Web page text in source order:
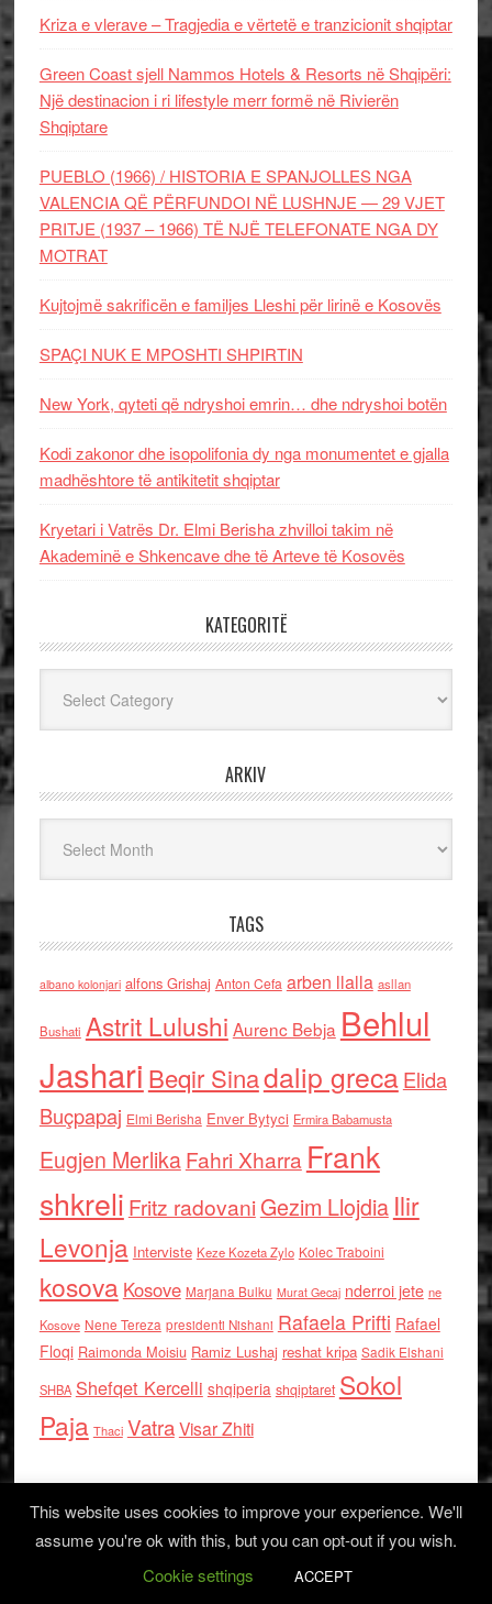
Kriza e vlerave – Tragjedia e vërtetë e tranzicionit shqiptar
Green Coast sjell Nammos Hotels & Resorts në Shqipëri:
Një destinacion i ri lifestyle merr formë në Rivierën
Shqiptare
PUEBLO (1966) / HISTORIA E SPANJOLLES NGA
VALENCIA QË PËRFUNDOI NË LUSHNJE — 29 VJET
PRITJE (1937 – 1966) TË NJË TELEFONATE NGA DY
MOTRAT
Kujtojmë sakrificën e familjes Lleshi për lirinë e Kosovës
SPAÇI NUK E MPOSHTI SHPIRTIN
New York, qyteti që ndryshoi emrin… dhe ndryshoi botën
Kodi zakonor dhe isopolifonia dy nga monumentet e gjalla
madhështore të antikitetit shqiptar
Kryetari i Vatrës Dr. Elmi Berisha zhvilloi takim në
Akademinë e Shkencave dhe të Arteve të Kosovës
KATEGORITË
ARKIV
TAGS
albano kolonjari alfons Grishaj Anton Cefa arben llalla asllan
Bushati Astrit Lulushi Aurenc Bebja Behlul
Jashari Beqir Sinadalip grecaElida
Buçpapaj Elmi Berisha Enver Bytyci Ermira Babamusta
Eugjen MerlikaFahri Xharra Frank
shkreli Fritz radovaniGezim Llojdia Ilir
Levonja Interviste Keze Kozeta Zylo Kolec Traboini
kosova Kosove Marjana Bulku Murat Gecaj nderroi jete ne
Kosove Nene Tereza presidenti Nishani Rafaela Prifti Rafael
Floqi Raimonda Moisiu Ramiz Lushaj reshat kripa Sadik Elshani
SHBA Shefqet Kercelli shqiperia shqiptaret Sokol
Paja Thaci VatraVisar Zhiti
Log in
This website uses cookies to improve your experience. We'll
assume you're ok with this, but you can opt-out if you wish.
Cookie settings
ACCEPT